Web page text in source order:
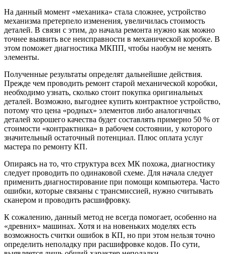
На данный момент «механика» стала сложнее, устройство
механизма претерпело изменения, увеличилась стоимость
деталей. В связи с этим, до начала ремонта нужно как можно
точнее выявить все неисправности в механической коробке. В
этом поможет диагностика МКПП, чтобы наобум не менять
элементы.
Полученные результаты определят дальнейшие действия.
Прежде чем проводить ремонт старой механической коробки,
необходимо узнать, сколько стоит покупка оригинальных
деталей. Возможно, выгоднее купить контрактное устройство,
потому что цена «родных» элементов либо аналогичных
деталей хорошего качества будет составлять примерно 50 % от
стоимости «контрактника» в рабочем состоянии, у которого
значительный остаточный потенциал. Плюс оплата услуг
мастера по ремонту КП.
Опираясь на то, что структура всех МК похожа, диагностику
следует проводить по одинаковой схеме. Для начала следует
применить диагностирование при помощи компьютера. Часто
ошибки, которые связаны с трансмиссией, нужно считывать
сканером и проводить расшифровку.
К сожалению, данный метод не всегда помогает, особенно на
«древних» машинах. Хотя и на новеньких моделях есть
возможность считки ошибок в КП, но при этом нельзя точно
определить неполадку при расшифровке кодов. По сути,